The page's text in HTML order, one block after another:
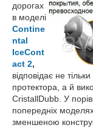
дорогах
в моделі
Contine
ntal
IceCont
act 2,
відповідає не
протектора, а й
CristallDubb. У
попередніх
зменшеною